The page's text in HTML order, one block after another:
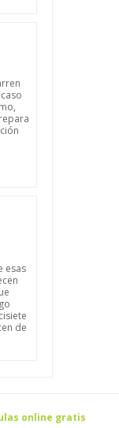
esas
de
online gratis